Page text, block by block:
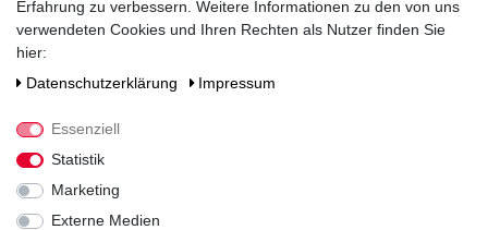
Kohlenhydrate
3,9
Salz
Erfahrung zu verbessern. Weitere Informationen zu den von uns
verwendeten Cookies und Ihren Rechten als Nutzer finden Sie
hier:
Daten­schutz­erklärung
Impressum
Essenziell
Statistik
Marketing
Externe Medien